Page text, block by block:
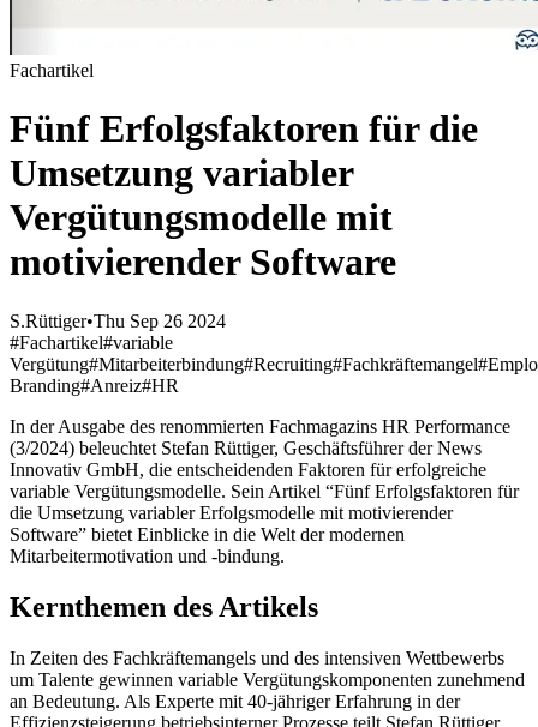
Fachartikel
Fünf Erfolgsfaktoren für die
Umsetzung variabler
Vergütungsmodelle mit
motivierender Software
S.Rüttiger•Thu Sep 26 2024
#Fachartikel#variable
Vergütung#Mitarbeiterbindung#Recruiting#Fachkräftemangel
Branding#Anreiz#HR
In der Ausgabe des renommierten Fachmagazins HR Performance
(3/2024) beleuchtet Stefan Rüttiger, Geschäftsführer der News
Innovativ GmbH, die entscheidenden Faktoren für erfolgreiche
variable Vergütungsmodelle. Sein Artikel “Fünf Erfolgsfaktoren für
die Umsetzung variabler Erfolgsmodelle mit motivierender
Software” bietet Einblicke in die Welt der modernen
Mitarbeitermotivation und -bindung.
Kernthemen des Artikels
In Zeiten des Fachkräftemangels und des intensiven Wettbewerbs
um Talente gewinnen variable Vergütungskomponenten zunehmend
an Bedeutung. Als Experte mit 40-jähriger Erfahrung in der
Effizienzsteigerung betriebsinterner Prozesse teilt Stefan Rüttiger